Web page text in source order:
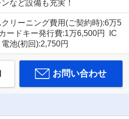
など設備も充実！
クリーニング費用(ご契約時):6万5
ードキー発行費:1万6,500円 IC
電池(初回):2,750円
お問い合わせ